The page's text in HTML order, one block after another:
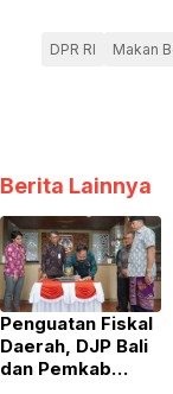
DPR RI Makan
Berita Lainnya
Penguatan Fiskal
Daerah, DJP Bali
dan Pemkab